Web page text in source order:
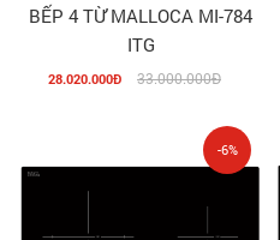
BẾP 4 TỪ MALLOCA MI-784
ITG
28.020.000Đ 33.000.000Đ
-6%